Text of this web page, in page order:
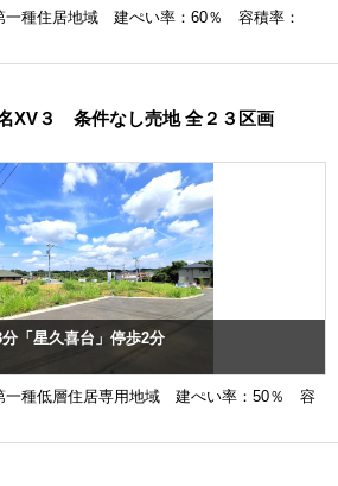
一種住居地域 建ぺい率：60％ 容積率：
XV３ 条件なし売地 全２３区画
「星久喜台」停歩2分
一種低層住居専用地域 建ぺい率：50％ 容